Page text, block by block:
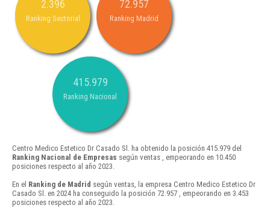
2.396
Ranking Sectorial
72.957
Ranking Madrid
415.979
Ranking Nacional
Centro Medico Estetico Dr Casado Sl. ha obtenido la posición 415.979 del
Ranking Nacional de Empresas según ventas , empeorando en 10.450
posiciones respecto al año 2023.
En el Ranking de Madrid según ventas, la empresa Centro Medico Estetico Dr
Casado Sl. en 2024 ha conseguido la posición 72.957 , empeorando en 3.453
posiciones respecto al año 2023.